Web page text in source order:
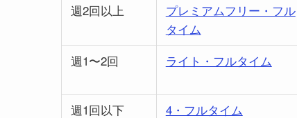
週2回以上
プレミアムフリー・フル
タイム
週1〜2回
ライト・フルタイム
週1回以下
4・フルタイム